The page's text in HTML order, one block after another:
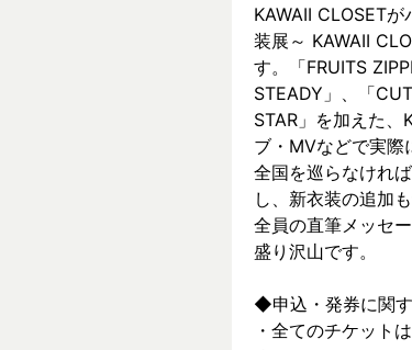
KAWAII CLOSET
装展～ KAWAII
す。「FRUITS
STEADY」、「
STAR」を加えた、
ブ・MVなどで実際
全国を巡らなけれ
し、新⾐装の追加
全員の直筆メッセ
盛り沢山です。
◆申込・発券に関
・全てのチケット